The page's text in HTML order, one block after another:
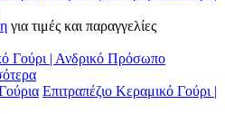
για τιμές και παραγγελίες
Επιτραπέζιο Κεραμικό Γούρι |